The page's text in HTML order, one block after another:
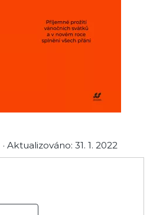
· Aktualizováno: 31. 1. 2022